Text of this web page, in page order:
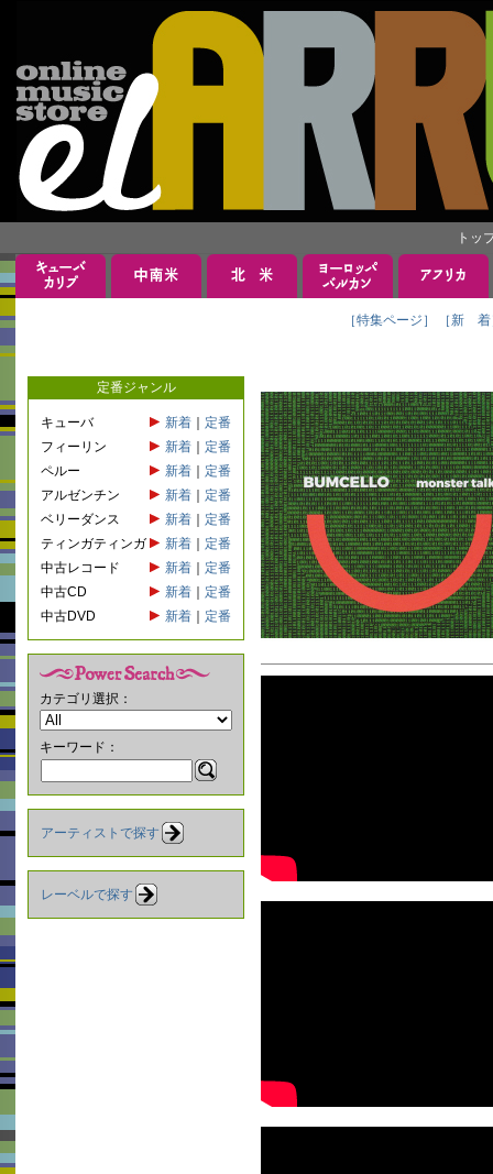
トッ
［特集ページ］ ［新 着
定番ジャンル
キューバ 新着
定番
フィーリン
新着
定番
ペルー
新着
定番
アルゼンチン
新着
定番
ベリーダンス
新着
定番
ティンガティンガ
新着
定番
中古レコード
新着
定番
中古CD
新着
定番
中古DVD
新着 定番
カテゴリ選択：
キーワード：
アーティストで探す
レーベルで探す